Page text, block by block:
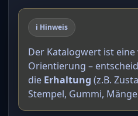
ℹ️ Hinweis
Der Katalogwert ist
Orientierung –
die Erhaltung (z.B.
Stempel, Gummi,